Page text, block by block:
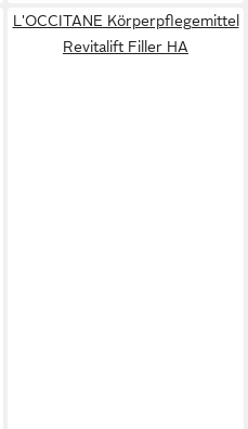
L'OCCITANE Körperpflegemittel
Revitalift Filler HA